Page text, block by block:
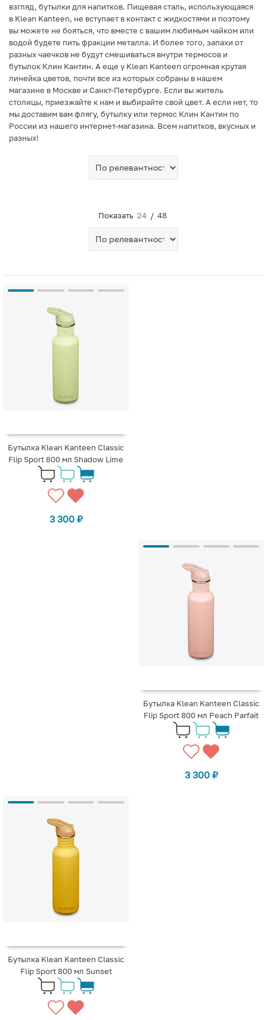
взгляд, бутылки для напитков. Пищевая сталь, использующаяся
в Klean Kanteen, не вступает в контакт с жидкостями и поэтому
вы можете не бояться, что вместе с вашим любимым чайком или
водой будете пить фракции металла. И более того, запахи от
разных чаечков не будут смешиваться внутри термосов и
бутылок Клин Кантин. А еще у Klean Kanteen огромная крутая
линейка цветов, почти все из которых собраны в нашем
магазине в Москве и Санкт-Петербурге. Если вы житель
столицы, приезжайте к нам и выбирайте свой цвет. А если нет, то
мы доставим вам флягу, бутылку или термос Клин Кантин по
России из нашего интернет-магазина. Всем напитков, вкусных и
разных!
Показать 24 / 48
Бутылка Klean Kanteen Classic
Flip Sport 800 мл Shadow Lime
3 300 ₽
Бутылка Klean Kanteen Classic
Flip Sport 800 мл Peach Parfait
3 300 ₽
Бутылка Klean Kanteen Classic
Flip Sport 800 мл Sunset